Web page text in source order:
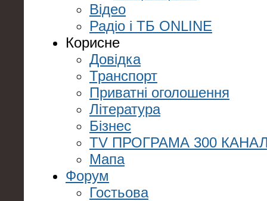
Відео
Радіо і ТБ ONLINE
Корисне
Довідка
Транспорт
Приватні оголошення
Література
Бізнес
TV ПРОГРАМА 300
Мапа
Форум
Гостьова